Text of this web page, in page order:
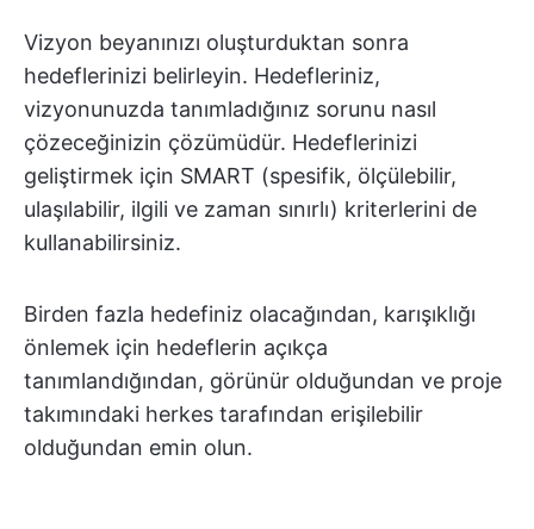
Vizyon beyanınızı oluşturduktan sonra
hedeflerinizi belirleyin. Hedefleriniz,
vizyonunuzda tanımladığınız sorunu nasıl
çözeceğinizin çözümüdür. Hedeflerinizi
geliştirmek için SMART (spesifik, ölçülebilir,
ulaşılabilir, ilgili ve zaman sınırlı) kriterlerini de
kullanabilirsiniz.
Birden fazla hedefiniz olacağından, karışıklığı
önlemek için hedeflerin açıkça
tanımlandığından, görünür olduğundan ve proje
takımındaki herkes tarafından erişilebilir
olduğundan emin olun.